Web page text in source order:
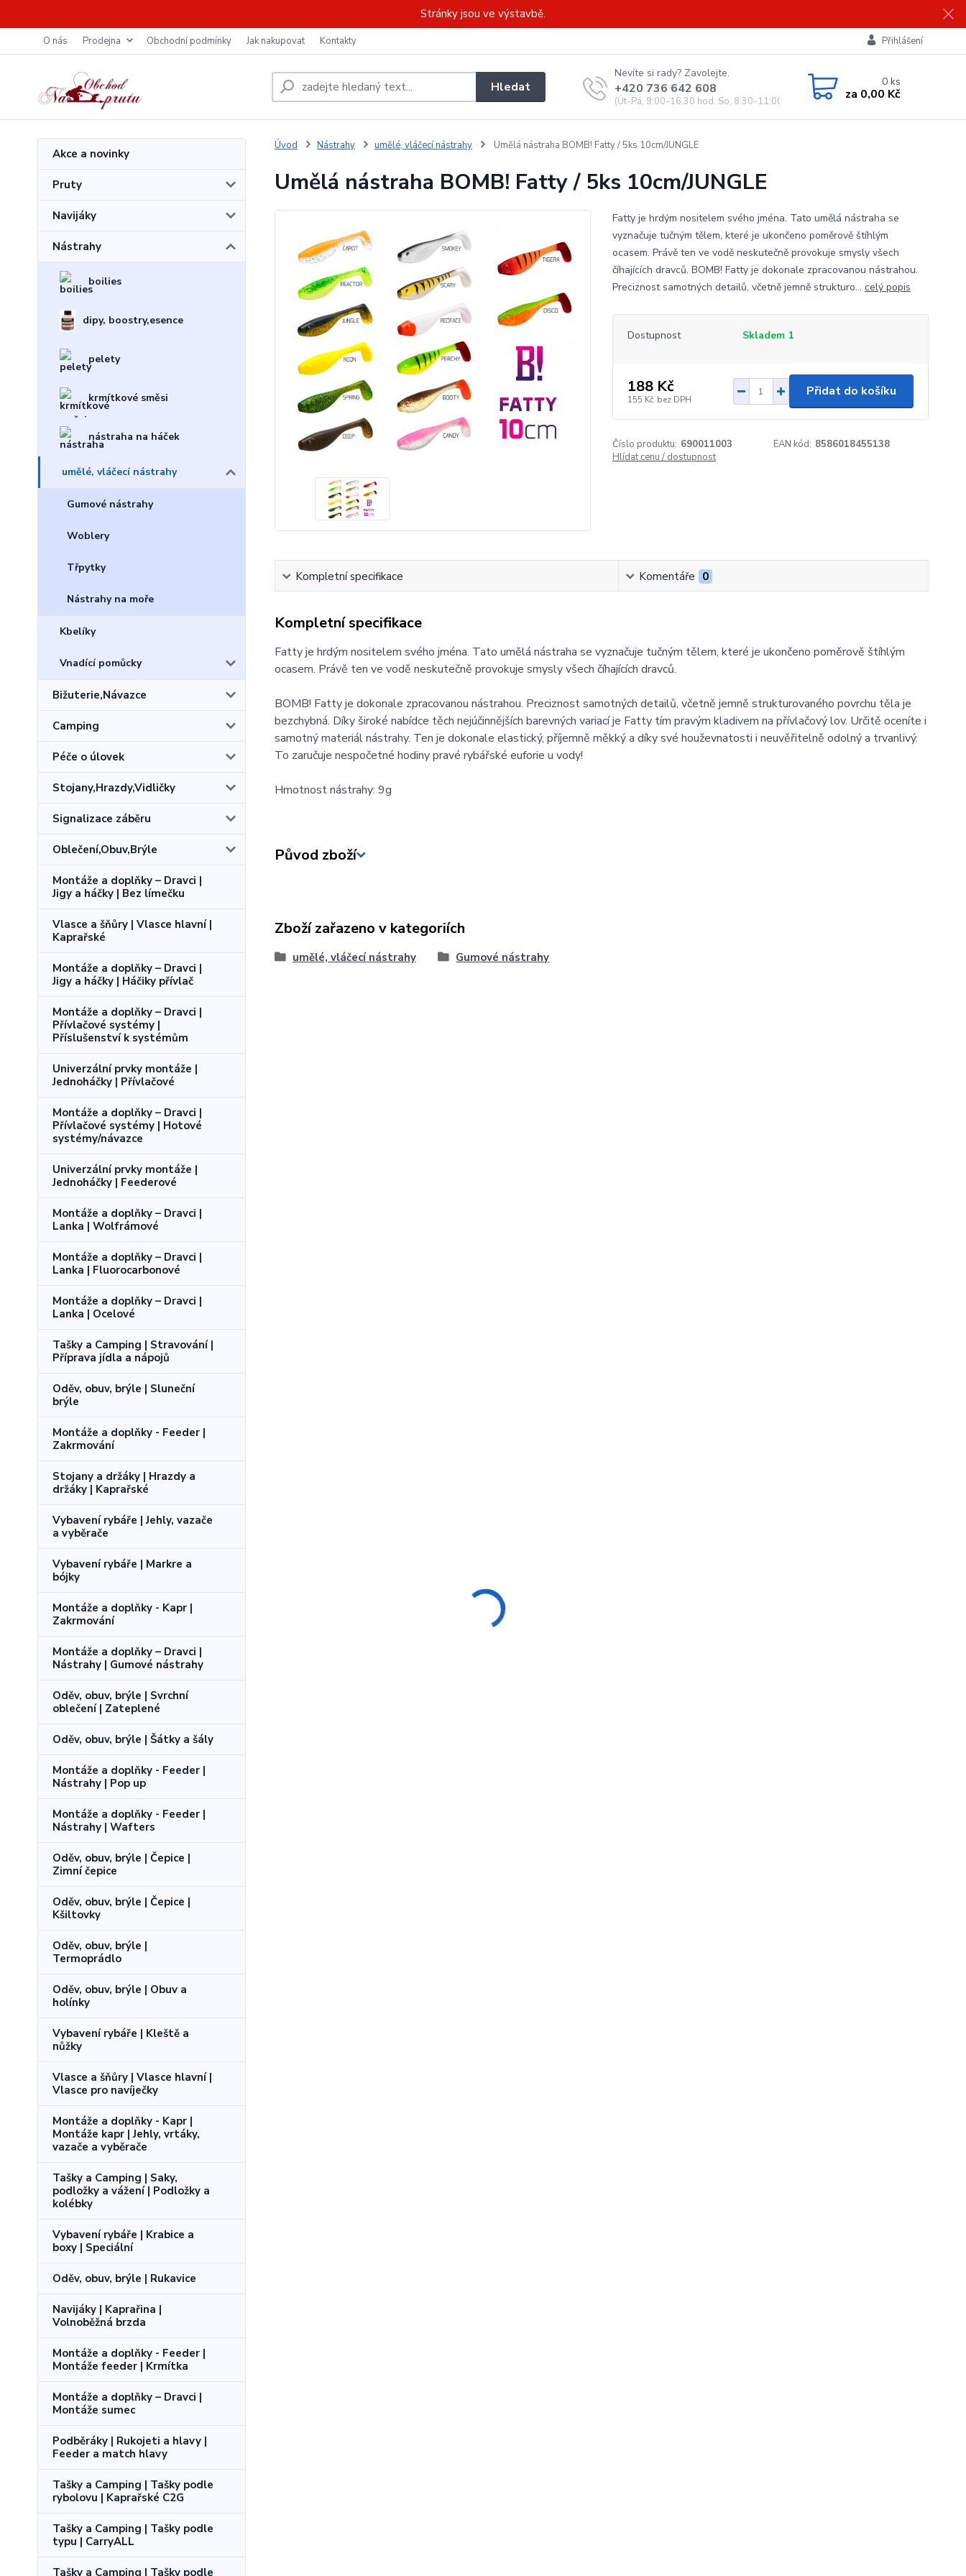
Stránky jsou ve výstavbě.
O nás Prodejna Obchodní podmínky Jak nakupovat Kontakty Přihlášení
Hledat
Nevíte si rady? Zavolejte.
+420 736 642 608
(Út-Pá, 9:00-16.30 hod. So, 8.30-11:00 hod.)
0ks
za 0,00 Kč
Akce a novinky
Pruty
Navijáky
Nástrahy
boilies
dipy, boostry,esence
pelety
krmítkové směsi
nástraha na háček
umělé, vláčecí nástrahy
Gumové nástrahy
Woblery
Třpytky
Nástrahy na moře
Kbelíky
Vnadící pomůcky
Bižuterie,Návazce
Camping
Péče o úlovek
Stojany,Hrazdy,Vidličky
Signalizace záběru
Oblečení,Obuv,Brýle
Montáže a doplňky – Dravci |
Jigy a háčky | Bez límečku
Vlasce a šňůry | Vlasce hlavní |
Kaprařské
Montáže a doplňky – Dravci |
Jigy a háčky | Háčiky přívlač
Montáže a doplňky – Dravci |
Přívlačové systémy |
Příslušenství k systémům
Univerzální prvky montáže |
Jednoháčky | Přívlačové
Montáže a doplňky – Dravci |
Přívlačové systémy | Hotové
systémy/návazce
Univerzální prvky montáže |
Jednoháčky | Feederové
Montáže a doplňky – Dravci |
Lanka | Wolfrámové
Montáže a doplňky – Dravci |
Lanka | Fluorocarbonové
Montáže a doplňky – Dravci |
Lanka | Ocelové
Tašky a Camping | Stravování |
Příprava jídla a nápojů
Oděv, obuv, brýle | Sluneční
brýle
Montáže a doplňky - Feeder |
Zakrmování
Stojany a držáky | Hrazdy a
držáky | Kaprařské
Vybavení rybáře | Jehly, vazače
a vyběrače
Vybavení rybáře | Markre a
bójky
Montáže a doplňky - Kapr |
Zakrmování
Montáže a doplňky – Dravci |
Nástrahy | Gumové nástrahy
Oděv, obuv, brýle | Svrchní
oblečení | Zateplené
Oděv, obuv, brýle | Šátky a šály
Montáže a doplňky - Feeder |
Nástrahy | Pop up
Montáže a doplňky - Feeder |
Nástrahy | Wafters
Oděv, obuv, brýle | Čepice |
Zimní čepice
Oděv, obuv, brýle | Čepice |
Kšiltovky
Oděv, obuv, brýle |
Termoprádlo
Oděv, obuv, brýle | Obuv a
holínky
Vybavení rybáře | Kleště a
nůžky
Vlasce a šňůry | Vlasce hlavní |
Vlasce pro navíječky
Montáže a doplňky - Kapr |
Montáže kapr | Jehly, vrtáky,
vazače a vyběrače
Tašky a Camping | Saky,
podložky a vážení | Podložky a
kolébky
Vybavení rybáře | Krabice a
boxy | Speciální
Oděv, obuv, brýle | Rukavice
Navijáky | Kaprařina |
Volnoběžná brzda
Montáže a doplňky - Feeder |
Montáže feeder | Krmítka
Montáže a doplňky – Dravci |
Montáže sumec
Podběráky | Rukojeti a hlavy |
Feeder a match hlavy
Tašky a Camping | Tašky podle
rybolovu | Kaprařské C2G
Tašky a Camping | Tašky podle
typu | CarryALL
Tašky a Camping | Tašky podle
Úvod Nástrahy umělé, vláčecí nástrahy Umělá nástraha BOMB! Fatty / 5ks 10cm/JUNGLE
Umělá nástraha BOMB! Fatty / 5ks 10cm/JUNGLE
Fatty je hrdým nositelem svého jména. Tato umělá nástraha se
vyznačuje tučným tělem, které je ukončeno poměrově štíhlým
ocasem. Právě ten ve vodě neskutečně provokuje smysly všech
číhajících dravců. BOMB! Fatty je dokonale zpracovanou nástrahou.
Preciznost samotných detailů, včetně jemně strukturo... celý popis
Dostupnost Skladem 1
188 Kč
155 Kč bez DPH
Přidat do košíku
Číslo produktu: 690011003 EAN kód: 8586018455138
Hlídat cenu / dostupnost
Kompletní specifikace Komentáře 0
Kompletní specifikace
Fatty je hrdým nositelem svého jména. Tato umělá nástraha se vyznačuje tučným tělem, které je ukončeno poměrově štíhlým
ocasem. Právě ten ve vodě neskutečně provokuje smysly všech číhajících dravců.
BOMB! Fatty je dokonale zpracovanou nástrahou. Preciznost samotných detailů, včetně jemně strukturovaného povrchu těla je
bezchybná. Díky široké nabídce těch nejúčinnějších barevných variací je Fatty tím pravým kladivem na přívlačový lov. Určitě oceníte i
samotný materiál nástrahy. Ten je dokonale elastický, příjemně měkký a díky své houževnatosti i neuvěřitelně odolný a trvanlivý.
To zaručuje nespočetné hodiny pravé rybářské euforie u vody!
Hmotnost nástrahy: 9g
Původ zboží
Zboží zařazeno v kategoriích
umělé, vláčecí nástrahy Gumové nástrahy